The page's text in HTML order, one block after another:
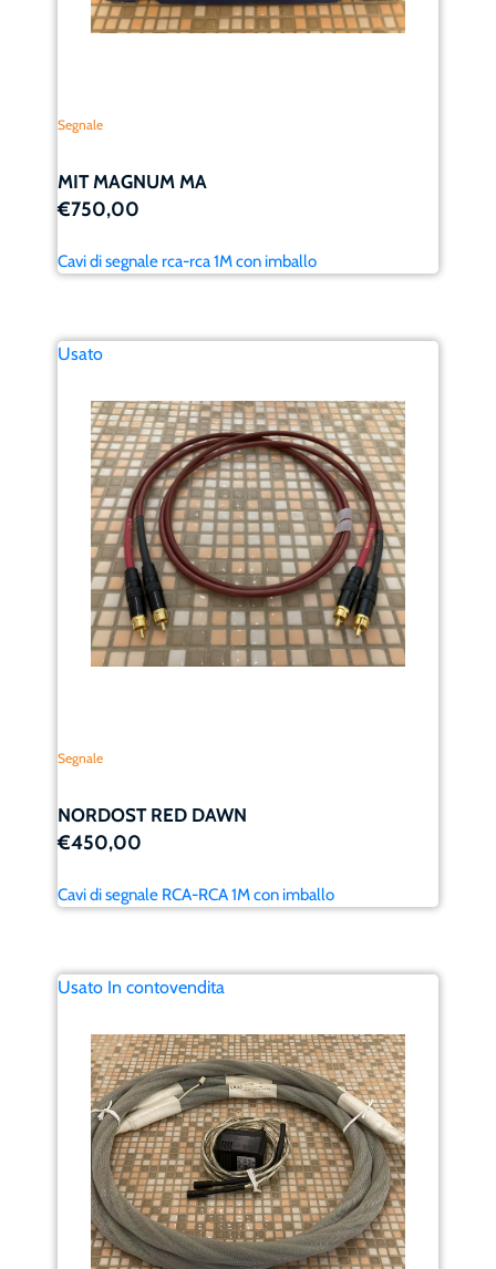
Segnale
MIT MAGNUM MA
€750,00
Cavi di segnale rca-rca 1M con imballo
Usato
Segnale
NORDOST RED DAWN
€450,00
Cavi di segnale RCA-RCA 1M con imballo
Usato In contovendita